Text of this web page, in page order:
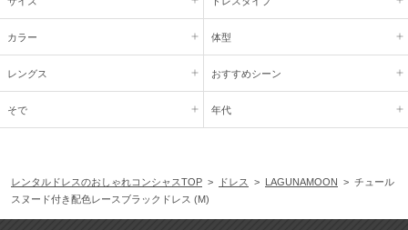
カラー 体型
レングス おすすめシーン
そで 年代
レンタルドレスのおしゃれコンシャスTOP > ドレス > LAGUNAMOON
> チュール
スヌード付き配色レースブラックドレス (M)